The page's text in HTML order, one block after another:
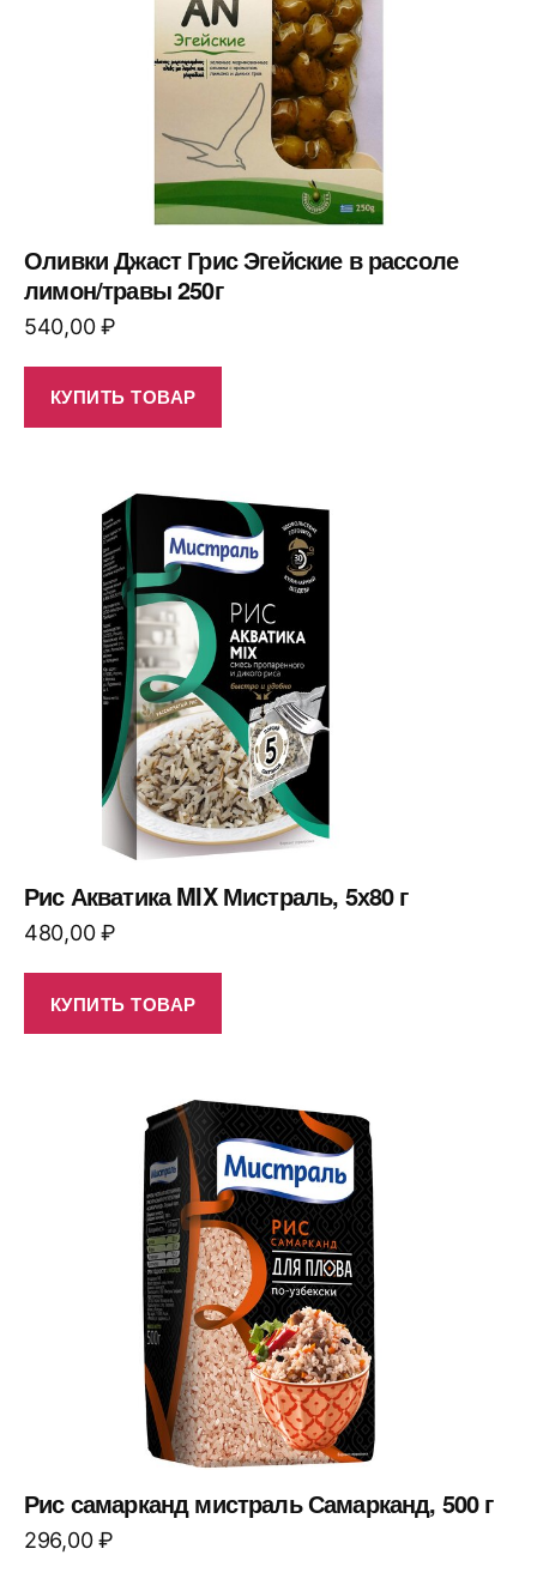
Оливки Джаст Грис Эгейские в рассоле
лимон/травы 250г
540,00₽
КУПИТЬ ТОВАР
Рис Акватика MIX Мистраль, 5х80 г
480,00₽
КУПИТЬ ТОВАР
Рис самарканд мистраль Самарканд, 500 г
296,00₽